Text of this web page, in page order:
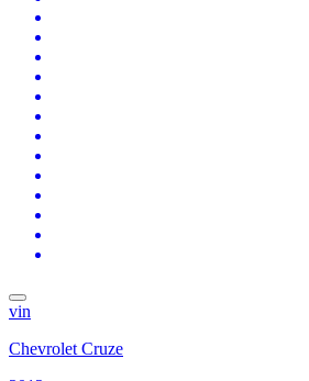
vin
Chevrolet Cruze